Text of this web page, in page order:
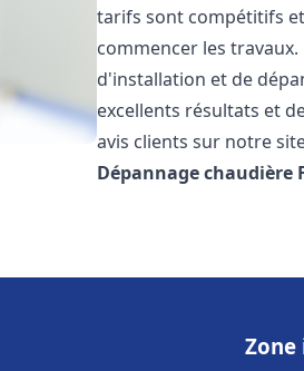
tarifs sont compétitifs
commencer les
d'installation et de
excellents résultats et
avis clients sur notre
Dépannage chaudière